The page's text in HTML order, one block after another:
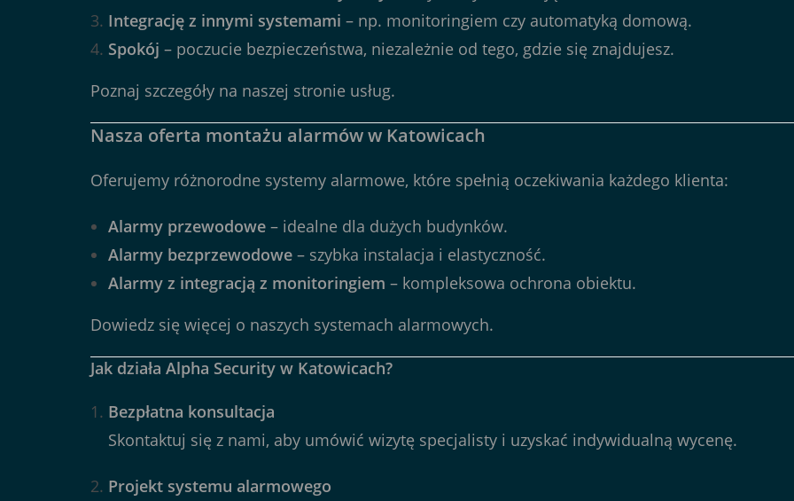
Integrację z innymi systemami – np. monitoringiem czy automatyką domową.
Spokój – poczucie bezpieczeństwa, niezależnie od tego, gdzie się znajdujesz.
Poznaj szczegóły na naszej stronie usług.
Nasza oferta montażu alarmów w Katowicach
Oferujemy różnorodne systemy alarmowe, które spełnią oczekiwania każdego klienta:
Alarmy przewodowe – idealne dla dużych budynków.
Alarmy bezprzewodowe – szybka instalacja i elastyczność.
Alarmy z integracją z monitoringiem – kompleksowa ochrona obiektu.
Dowiedz się więcej o naszych systemach alarmowych.
Jak działa Alpha Security w Katowicach?
Bezpłatna konsultacja
Skontaktuj się z nami, aby umówić wizytę specjalisty i uzyskać indywidualną wycenę.
Projekt systemu alarmowego